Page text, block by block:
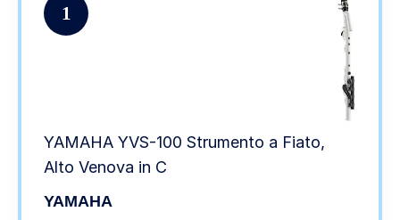
1
YAMAHA YVS-100 Strumento a Fiato,
Alto Venova in C
YAMAHA